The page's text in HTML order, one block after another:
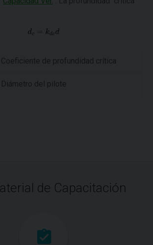
Coeficiente de profundidad crítica
Diámetro del pilote
de Capacitación